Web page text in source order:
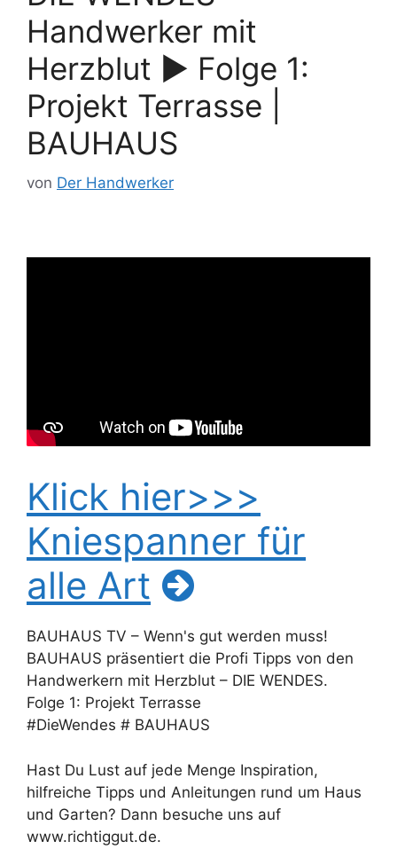
Handwerker mit
Herzblut ► Folge 1:
Projekt Terrasse |
BAUHAUS
von Der Handwerker
Klick hier>>>
Kniespanner für
alle Art
BAUHAUS TV – Wenn's gut werden muss!
BAUHAUS präsentiert die Profi Tipps von den
Handwerkern mit Herzblut – DIE WENDES.
Folge 1: Projekt Terrasse
#DieWendes # BAUHAUS
Hast Du Lust auf jede Menge Inspiration,
hilfreiche Tipps und Anleitungen rund um Haus
und Garten? Dann besuche uns auf
www.richtiggut.de.